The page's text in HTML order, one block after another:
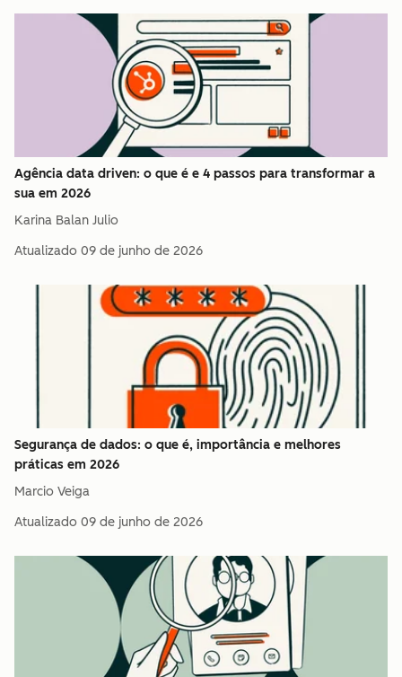
Agência data driven: o que é e 4 passos para transformar a
sua em 2026
Karina Balan Julio
Atualizado 09 de junho de 2026
Segurança de dados: o que é, importância e melhores
práticas em 2026
Marcio Veiga
Atualizado 09 de junho de 2026